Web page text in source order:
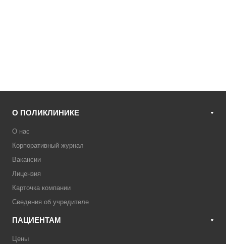
О ПОЛИКЛИНИКЕ
О нас
Корпоративный журнал
Вакансии
Лицензия
Карточка компании
Сведения об учредителе
ПАЦИЕНТАМ
Цены